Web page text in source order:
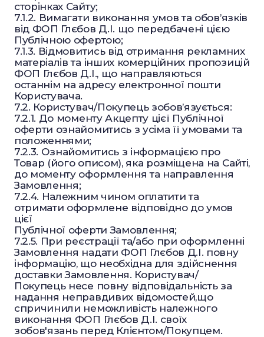
сторінках Сайту;
7.1.2. Вимагати виконання умов та обов’язків
від ФОП Глєбов Д.І. що передбачені цією
Публічною офертою;
7.1.3. Відмовитись від отримання рекламних
матеріалів та інших комерційних пропозицій
ФОП Глєбов Д.І., що направляються
останнім на адресу електронної пошти
Користувача.
7.2. Користувач/Покупець зобов’язується:
7.2.1. До моменту Акцепту цієї Публічної
оферти ознайомитись з усіма її умовами та
положеннями;
7.2.3. Ознайомитись з інформацією про
Товар (його описом), яка розміщена на Сайті,
до моменту оформлення та направлення
Замовлення;
7.2.4. Належним чином оплатити та
отримати оформлене відповідно до умов
цієї
Публічної оферти Замовлення;
7.2.5. При реєстрації та/або при оформленні
Замовлення надати ФОП Глєбов Д.І. повну
інформацію, що необхідна для здійснення
доставки Замовлення. Користувач/
Покупець несе повну відповідальність за
надання неправдивих відомостей,що
спричинили неможливість належного
виконання ФОП Глєбов Д.І. своїх
зобов'язань перед Клієнтом/Покупцем.